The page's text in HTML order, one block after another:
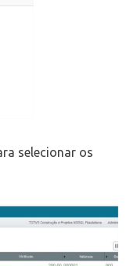
selecionar os